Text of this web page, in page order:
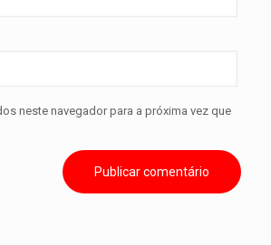
neste navegador para a próxima vez que